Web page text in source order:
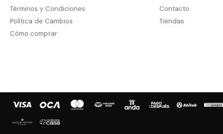
Términos y Condiciones
Política de Cambios
Cómo comprar
Contacto
Tiendas